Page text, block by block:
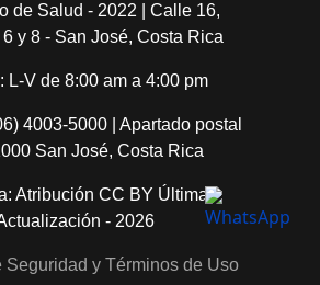
de Salud - 2022 | Calle 16,
y 8 - San José, Costa Rica
L-V de 8:00 am a 4:00 pm
4003-5000 | Apartado postal
San José, Costa Rica
Atribución CC BY Última
- 2026
Seguridad y Términos de Uso